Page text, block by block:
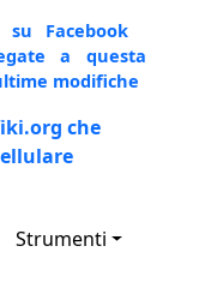
su Facebook
a questa
modifiche
che
Strumenti